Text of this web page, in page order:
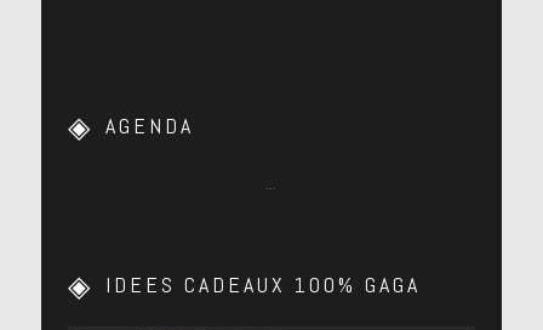
AGENDA
IDEES CADEAUX 100% GAGA